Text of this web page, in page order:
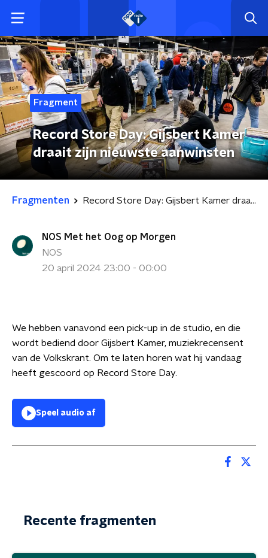
Fragment
Record Store Day: Gijsbert Kamer
draait zijn nieuwste aanwinsten
Fragmenten Record Store Day: Gijsbert Kamer draait zijn nieuwste aanwinsten
NOS Met het Oog op Morgen
NOS
20 april 2024 23:00 - 00:00
We hebben vanavond een pick-up in de studio, en die
wordt bediend door Gijsbert Kamer, muziekrecensent
van de Volkskrant. Om te laten horen wat hij vandaag
heeft gescoord op Record Store Day.
Speel audio af
Recente fragmenten